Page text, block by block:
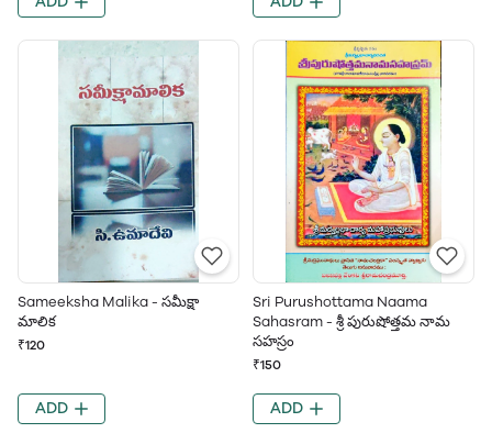
Sameeksha Malika - సమీక్షా
మాలిక
₹120
ADD
Sri Purushottama Naama
Sahasram - శ్రీ పురుషోత్తమ నామ
సహస్రం
₹150
ADD